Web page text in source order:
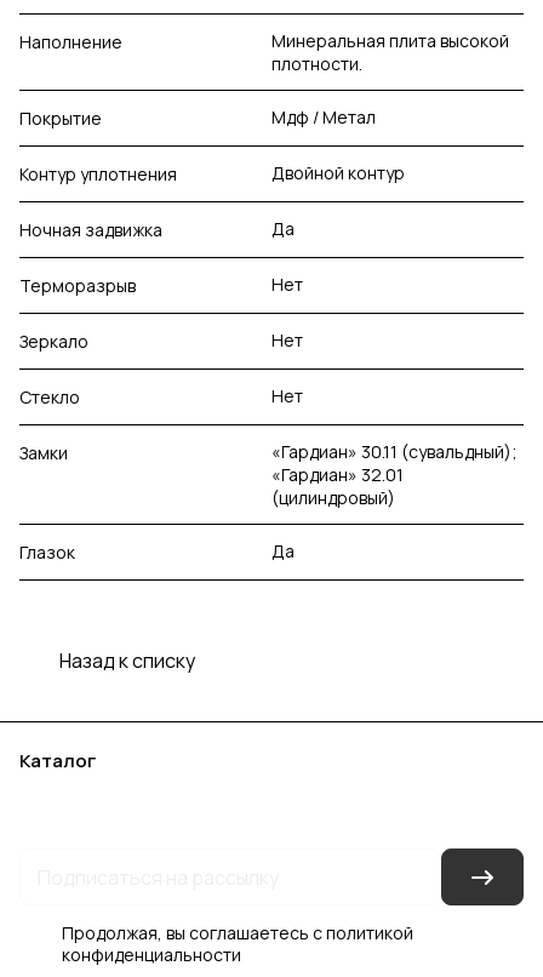
Наполнение
Минеральная плита высокой
плотности.
Покрытие Мдф / Метал
Контур уплотнения Двойной контур
Ночная задвижка Да
Терморазрыв Нет
Зеркало Нет
Стекло Нет
Замки
«Гардиан» 30.11 (сувальдный);
«Гардиан» 32.01
(цилиндровый)
Глазок Да
Назад к списку
Каталог
Продолжая, вы соглашаетесь сполитикой
конфиденциальности